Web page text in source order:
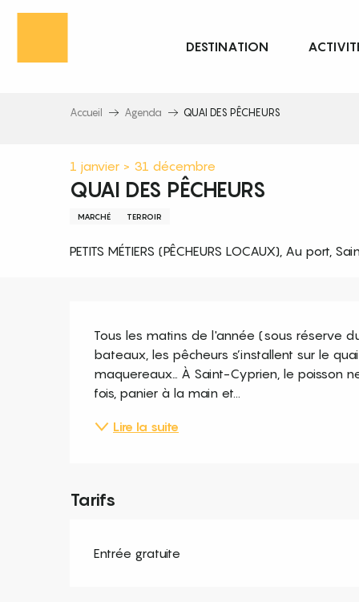
Aller
principal
DESTINATION
Accueil Agenda QUAI DES PÊCHEURS
1 janvier > 31 décembre
QUAI DES PÊCHEURS
MARCHÉ TERROIR
PETITS MÉTIERS (PÊCHEURS LOCAUX), Au port,
Description
Tous les matins de l'année (sous réserve
bateaux, les pêcheurs s’installent sur le
maquereaux… À Saint-Cyprien, le poisson
fois, panier à la main et...
Lire la suite
Tarifs
Entrée gratuite